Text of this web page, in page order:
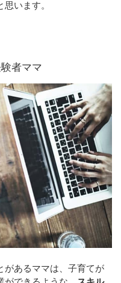
います。
者ママ
があるママは、子育てが